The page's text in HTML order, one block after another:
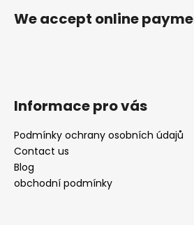
We accept online
Informace pro vás
Podmínky ochrany osobních údajů
Contact us
Blog
obchodní podmínky